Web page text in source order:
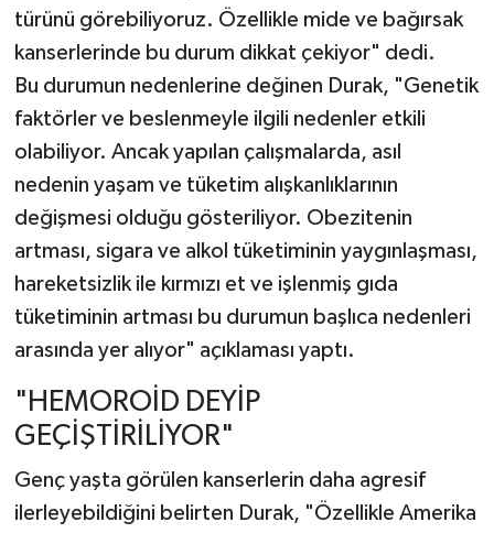
türünü görebiliyoruz. Özellikle mide ve bağırsak
kanserlerinde bu durum dikkat çekiyor" dedi.
Bu durumun nedenlerine değinen Durak, "Genetik
faktörler ve beslenmeyle ilgili nedenler etkili
olabiliyor. Ancak yapılan çalışmalarda, asıl
nedenin yaşam ve tüketim alışkanlıklarının
değişmesi olduğu gösteriliyor. Obezitenin
artması, sigara ve alkol tüketiminin yaygınlaşması,
hareketsizlik ile kırmızı et ve işlenmiş gıda
tüketiminin artması bu durumun başlıca nedenleri
arasında yer alıyor" açıklaması yaptı.
"HEMOROİD DEYİP
GEÇİŞTİRİLİYOR"
Genç yaşta görülen kanserlerin daha agresif
ilerleyebildiğini belirten Durak, "Özellikle Amerika